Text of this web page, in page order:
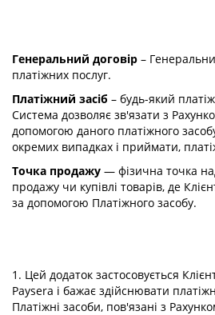
Генеральний договір –
платіжних послуг.
Платіжний засіб – будь-який
Система дозволяє зв'язати з
допомогою даного платіжного
окремих випадках і приймати,
Точка продажу — фізична точка
продажу чи купівлі товарів, де
за допомогою Платіжного засобу.
1. Цей додаток застосовується
Paysera і бажає здійснювати
Платіжні засоби, пов'язані з